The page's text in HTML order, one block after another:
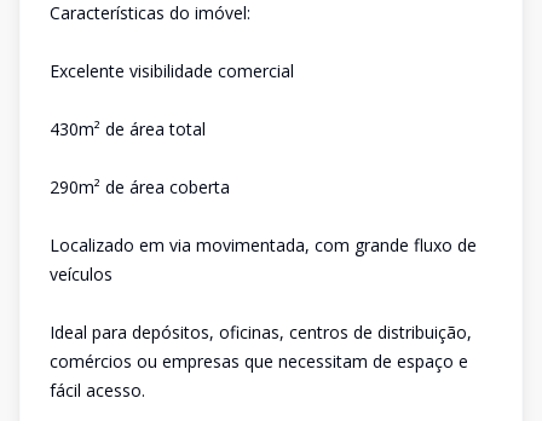
Características do imóvel:
Excelente visibilidade comercial
430m² de área total
290m² de área coberta
Localizado em via movimentada, com grande fluxo de
veículos
Ideal para depósitos, oficinas, centros de distribuição,
comércios ou empresas que necessitam de espaço e
fácil acesso.